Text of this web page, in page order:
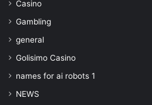
Casino
Gambling
general
Golisimo Casino
names for ai robots 1
NEWS